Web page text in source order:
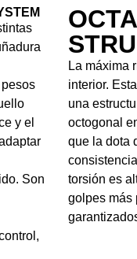
y el
Son
La máxima
interior.
una
octogonal
que la dota
torsión es
golpes más